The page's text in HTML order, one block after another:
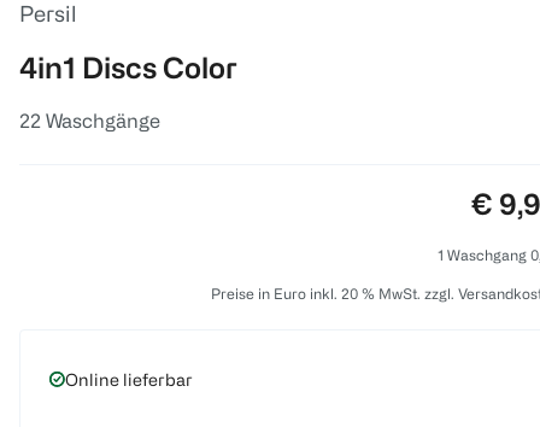
Persil
4in1 Discs Color
22 Waschgänge
€
1 Waschgang
Preise in Euro inkl. 20 % MwSt. zzgl.
Online lieferbar